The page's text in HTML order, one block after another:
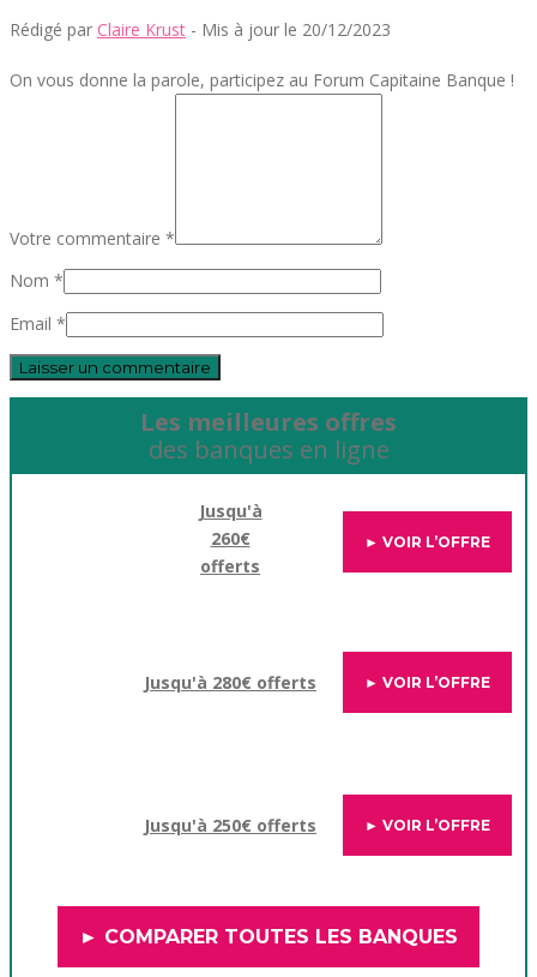
Rédigé par Claire Krust - Mis à jour le 20/12/2023
On vous donne la parole, participez au Forum Capitaine Banque !
Votre commentaire *
Nom *
Email *
Les meilleures offres
des banques en ligne
Jusqu'à
260€
offerts
► VOIR L’OFFRE
Jusqu'à 280€ offerts ► VOIR L’OFFRE
Jusqu'à 250€ offerts ► VOIR L’OFFRE
► COMPARER TOUTES LES BANQUES